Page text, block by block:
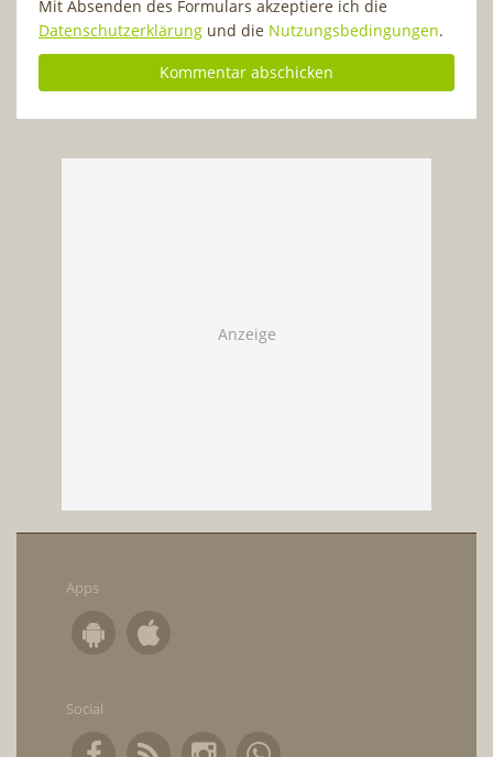
Mit Absenden des Formulars akzeptiere ich die
Datenschutzerklärung und die Nutzungsbedingungen.
Apps
Social